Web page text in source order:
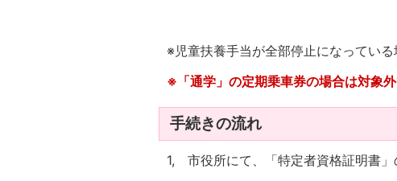
※児童扶養手当が全部停止になってい
※「通学」の定期乗車券の場合は対象
手続きの流れ
1, 市役所にて、「特定者資格証明書」